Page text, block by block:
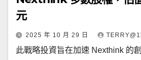
元
2025 年 10 月 29 日
此戰略投資旨在加速 Nexthink 的